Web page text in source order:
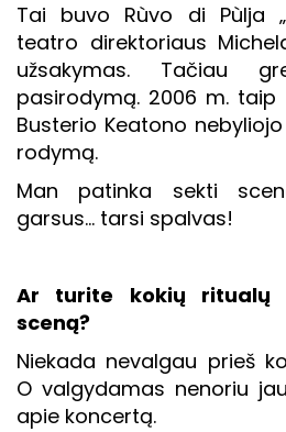
Tai buvo Rùvo di Pùlja
teatro direktoriaus
užsakymas. Tačiau
pasirodymą. 2006 m.
Busterio Keatono
rodymą.
Man patinka sekti
garsus… tarsi spalvas!
Ar turite kokių ritualų
sceną?
Niekada nevalgau prieš
O valgydamas nenoriu
apie koncertą.